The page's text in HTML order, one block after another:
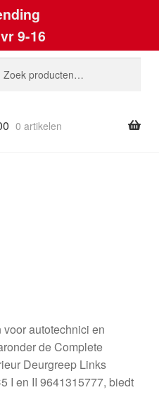
9-16
0 artikelen
autotechnici en
de Complete
Deurgreep Links
I en II 9641315777, biedt